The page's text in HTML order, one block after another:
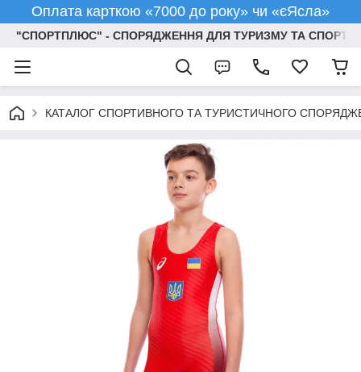
Оплата карткою «7000 до року» чи «єЯсла»
"СПОРТПЛЮС" - СПОРЯДЖЕННЯ ДЛЯ ТУРИЗМУ ТА СПОРТУ
КАТАЛОГ СПОРТИВНОГО ТА ТУРИСТИЧНОГО